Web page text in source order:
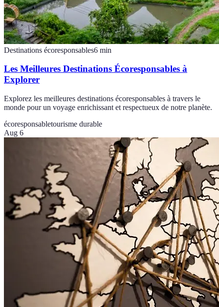
Destinations écoresponsables6 min
Les Meilleures Destinations Écoresponsables à
Explorer
Explorez les meilleures destinations écoresponsables à travers le
monde pour un voyage enrichissant et respectueux de notre planète.
écoresponsabletourisme durable
Aug 6